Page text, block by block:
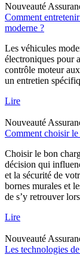
Nouveauté
Comment
moderne ?
Les véhicules
électroniques pour
contrôle moteur
un entretien
Lire
Nouveauté
Comment choisir
Choisir le bon
décision qui
et la sécurité de
bornes murales et
de s’y retrouver
Lire
Nouveauté
Les technologies